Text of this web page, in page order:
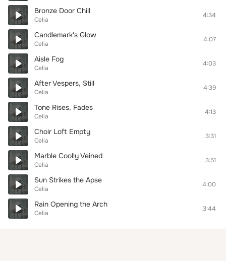
Bronze Door Chill
Celia
4:34
Candlemark's Glow
Celia
4:07
Aisle Fog
Celia
4:03
After Vespers, Still
Celia
4:39
Tone Rises, Fades
Celia
4:13
Choir Loft Empty
Celia
3:31
Marble Coolly Veined
Celia
3:51
Sun Strikes the Apse
Celia
4:00
Rain Opening the Arch
Celia
3:44